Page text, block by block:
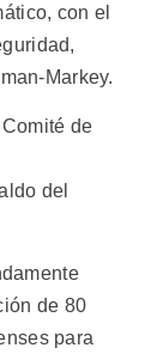
con el
Markey.
de
del
de 80
para